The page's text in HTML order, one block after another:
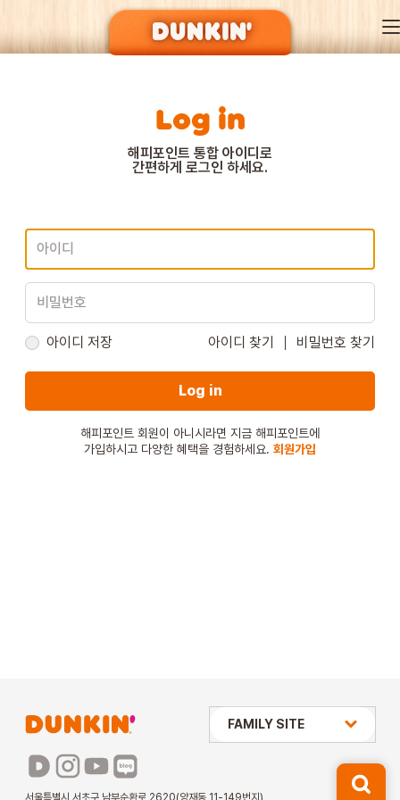
DUNKIN’ OF SEASON
MENU
EVENT
STORE
Log in
해피포인트 통합 아이디로
간편하게 로그인 하세요.
아이디 저장 아이디 찾기 비밀번호 찾기
Log in
해피포인트 회원이 아니시라면 지금 해피포인트에
가입하시고 다양한 혜택을 경험하세요. 회원가입
서울특별시 서초구 남부순환로 2620(양재동 11-149번지)
상미당 HOLDINGS
파리바게뜨
FAMILY SITE